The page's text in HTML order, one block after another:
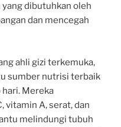
dibutuhkan oleh
dan mencegah
ahli gizi terkemuka,
sumber nutrisi terbaik
Mereka
vitamin A, serat, dan
melindungi tubuh